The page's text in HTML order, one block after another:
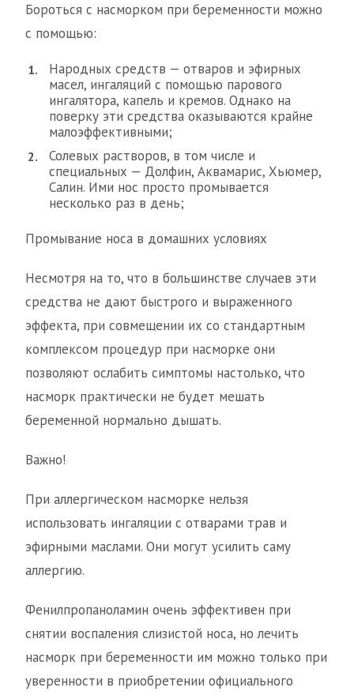
Бороться с насморком при беременности можно
с помощью:
Народных средств — отваров и эфирных
масел, ингаляций с помощью парового
ингалятора, капель и кремов. Однако на
поверку эти средства оказываются крайне
малоэффективными;
Солевых растворов, в том числе и
специальных — Долфин, Аквамарис, Хьюмер,
Салин. Ими нос просто промывается
несколько раз в день;
Промывание носа в домашних условиях
Несмотря на то, что в большинстве случаев эти
средства не дают быстрого и выраженного
эффекта, при совмещении их со стандартным
комплексом процедур при насморке они
позволяют ослабить симптомы настолько, что
насморк практически не будет мешать
беременной нормально дышать.
Важно!
При аллергическом насморке нельзя
использовать ингаляции с отварами трав и
эфирными маслами. Они могут усилить саму
аллергию.
Фенилпропаноламин очень эффективен при
снятии воспаления слизистой носа, но лечить
насморк при беременности им можно только при
уверенности в приобретении официального